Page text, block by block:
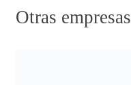
Otras empresas